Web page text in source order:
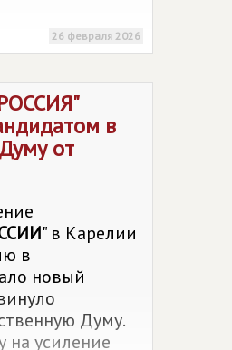
26 февраля 2026
"
в
от
" в Карелии
в
новый
Думу.
на усиление